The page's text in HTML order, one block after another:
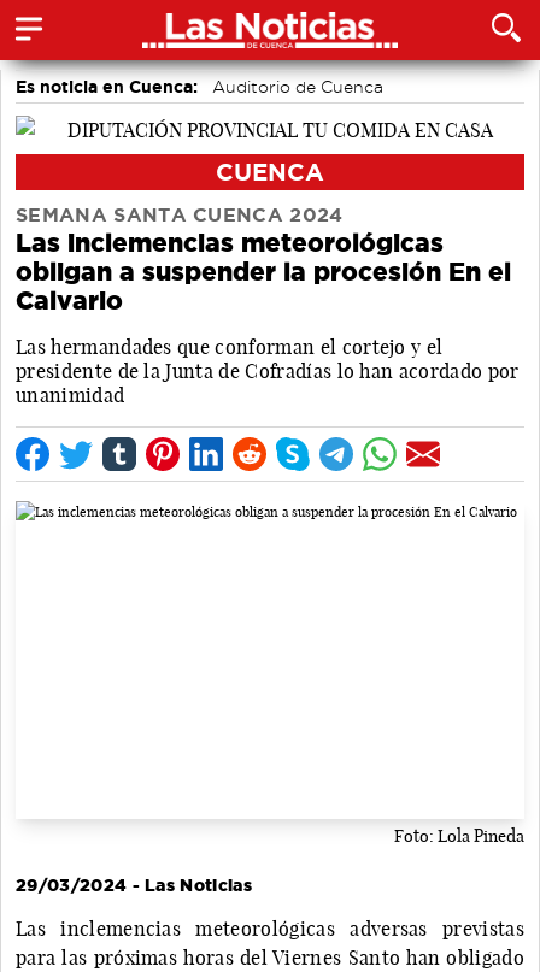
Es noticia en Cuenca: Auditorio de Cuenca
CUENCA
SEMANA SANTA CUENCA 2024
Las inclemencias meteorológicas
obligan a suspender la procesión En el
Calvario
Las hermandades que conforman el cortejo y el
presidente de la Junta de Cofradías lo han acordado por
unanimidad
Foto: Lola Pineda
29/03/2024 - Las Noticias
Las inclemencias meteorológicas adversas previstas
para las próximas horas del Viernes Santo han obligado